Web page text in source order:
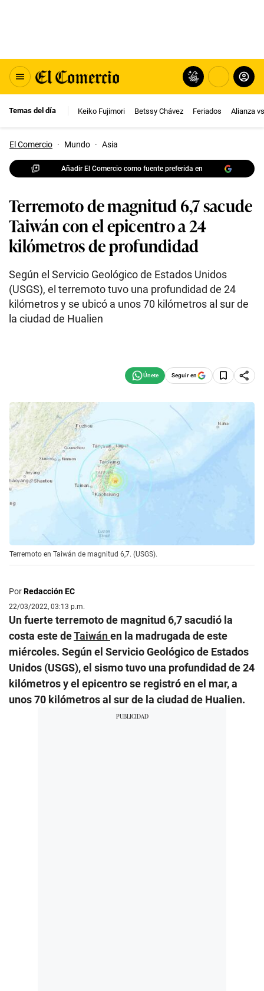
Temas del día Keiko Fujimori Betssy Chávez Feriados Alianza
El Comercio · Mundo · Asia
Añadir El Comercio como fuente preferida en
Terremoto de magnitud 6,7 sacude
Taiwán con el epicentro a 24
kilómetros de profundidad
Según el Servicio Geológico de Estados Unidos
(USGS), el terremoto tuvo una profundidad de 24
kilómetros y se ubicó a unos 70 kilómetros al sur de
la ciudad de Hualien
Seguir en
Terremoto en Taiwán de magnitud 6,7. (USGS).
PorRedacción EC
22/03/2022, 03:13 p.m.
Un fuerte terremoto de magnitud 6,7 sacudió la
costa este deTaiwánen la madrugada de este
miércoles. Según el Servicio Geológico de Estados
Unidos (USGS), el sismo tuvo una profundidad de 24
kilómetros y el epicentro se registró en el mar, a
unos 70 kilómetros al sur de la ciudad de Hualien.